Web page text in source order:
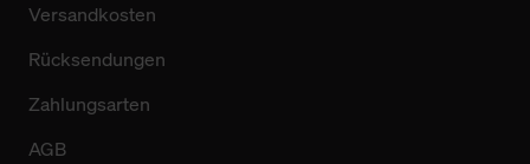
Versandkosten
Rücksendungen
Zahlungsarten
AGB